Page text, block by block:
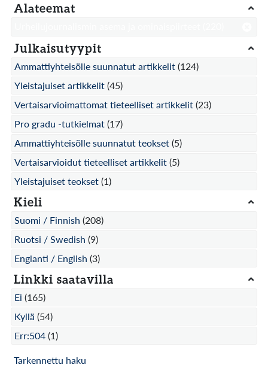
Alateemat
Julkaisutyypit
Ammattiyhteisölle suunnatut artikkelit (124)
Yleistajuiset artikkelit (45)
Vertaisarvioimattomat tieteelliset artikkelit (23)
Pro gradu -tutkielmat (17)
Ammattiyhteisölle suunnatut teokset (5)
Vertaisarvioidut tieteelliset artikkelit (5)
Yleistajuiset teokset (1)
Kieli
Suomi / Finnish (208)
Ruotsi / Swedish (9)
Englanti / English (3)
Linkki saatavilla
Ei (165)
Kyllä (54)
Err:504 (1)
Tarkennettu haku